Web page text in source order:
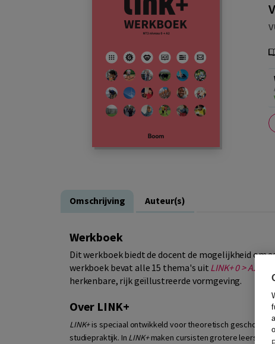
Omschrijving Auteur(s)
Werkboek
Dit werkboek biedt de docent de mogelijkheid om
werkboek bevat alle 15 thema's uit LINK+ 0 > A2
herkenbare, rijk geïllustreerde vormgeving.
Over LINK+
LINK+is speciaal ontwikkeld voor theoretisch geschoolde
studiepraktijk. In LINK+maken cursisten grotere